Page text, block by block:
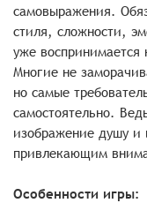
самовыражения.
стиля, сложности,
уже воспринимается
Многие не
но самые
самостоятельно.
изображение душу и
привлекающим
Особенности игры: